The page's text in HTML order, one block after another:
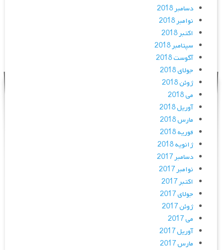
دسامبر 2018
نوامبر 2018
اکتبر 2018
سپتامبر 2018
آگوست 2018
جولای 2018
ژوئن 2018
می 2018
آوریل 2018
مارس 2018
فوریه 2018
ژانویه 2018
دسامبر 2017
نوامبر 2017
اکتبر 2017
جولای 2017
ژوئن 2017
می 2017
آوریل 2017
مارس 2017